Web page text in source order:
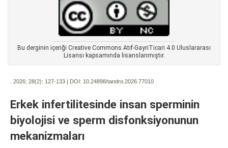
Bu derginin içeriği Creative Commons Atıf-GayriTicari 4.0 Uluslararası
Lisansı kapsamında lisanslanmıştır.
. 2026; 28(2): 127-133 | DOI: 10.24898/tandro.2026.77010
Erkek infertilitesinde insan sperminin
biyolojisi ve sperm disfonksiyonunun
mekanizmaları